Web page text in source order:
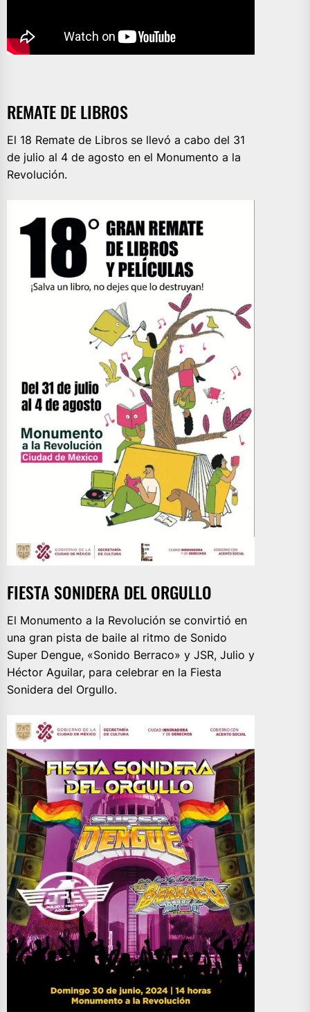
REMATE DE LIBROS
El 18 Remate de Libros se llevó a cabo del 31
de julio al 4 de agosto en el Monumento a la
Revolución.
FIESTA SONIDERA DEL ORGULLO
El Monumento a la Revolución se convirtió en
una gran pista de baile al ritmo de Sonido
Super Dengue, «Sonido Berraco» y JSR, Julio y
Héctor Aguilar, para celebrar en la Fiesta
Sonidera del Orgullo.